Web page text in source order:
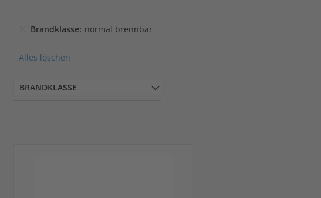
Brandklasse normal brennbar
Alles löschen
BRANDKLASSE